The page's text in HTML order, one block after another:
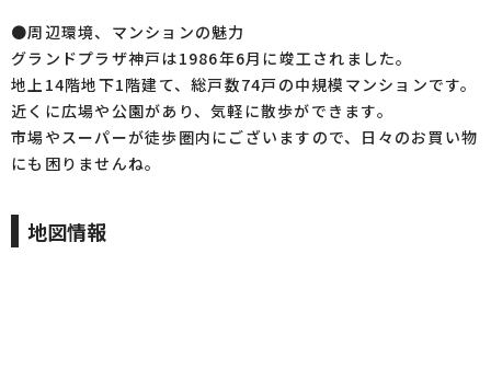
●周辺環境、マンションの魅力
グランドプラザ神戸は1986年6月に竣工されました。
地上14階地下1階建て、総戸数74戸の中規模マンションです。
近くに広場や公園があり、気軽に散歩ができます。
市場やスーパーが徒歩圏内にございますので、日々のお買い物
にも困りませんね。
地図情報